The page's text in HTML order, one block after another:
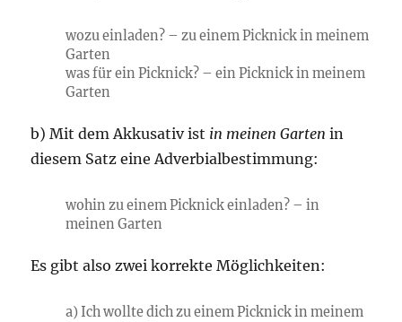
wozu einladen? – zu einem Picknick in meinem
Garten
was für ein Picknick? – ein Picknick in meinem
Garten
b) Mit dem Akkusativ ist in meinen Garten in
diesem Satz eine Adverbialbestimmung:
wohin zu einem Picknick einladen? – in
meinen Garten
Es gibt also zwei korrekte Möglichkeiten:
a) Ich wollte dich zu einem Picknick in meinem